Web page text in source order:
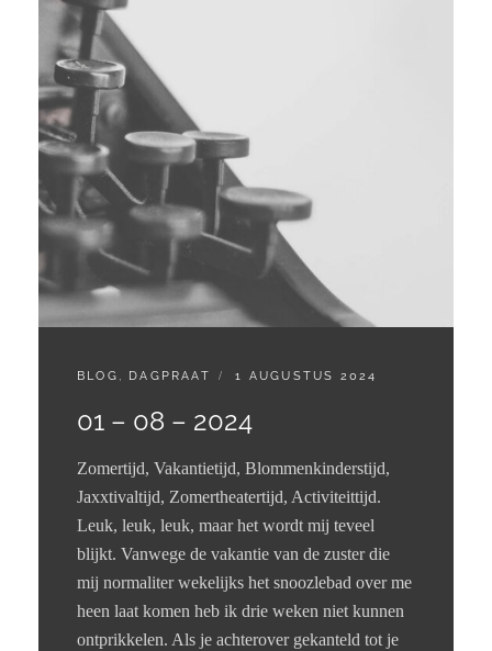
CATEGORIES:
BLOG , DAGPRAAT
GEPLAATST
1 AUGUSTUS 2024
01 – 08 – 2024
Zomertijd, Vakantietijd, Blommenkinderstijd,
Jaxxtivaltijd, Zomertheatertijd, Activiteittijd.
Leuk, leuk, leuk, maar het wordt mij teveel
blijkt. Vanwege de vakantie van de zuster die
mij normaliter wekelijks het snoozlebad over me
heen laat komen heb ik drie weken niet kunnen
ontprikkelen. Als je achterover gekanteld tot je